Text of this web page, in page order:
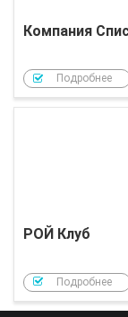
Компания
Подробнее
РОЙ Клуб
Подробнее